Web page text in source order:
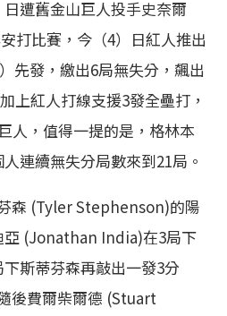
遭舊金山巨人投手史奈爾
打比賽，今（4）日紅人推出
先發，繳出6局無失分，飆出
上紅人打線支援3發全壘打，
人，值得一提的是，格林本
連續無失分局數來到21局。
森 (Tyler Stephenson)的陽
亞 (Jonathan India)在3局下
斯蒂芬森再敲出一發3分
後費爾柴爾德 (Stuart